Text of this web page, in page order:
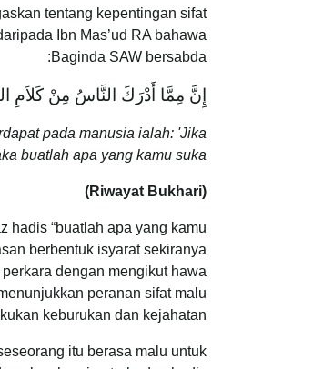
tentang kepentingan sifat
Ibn Mas’ud RA bahawa
Baginda SAW bersabda:
إِنَّ مِمَّا أَدْرَكَ النَّاسُ مِنْ كَلاَمِ
pada manusia ialah: 'Jika
buatlah apa yang kamu suka.”
(Riwayat Bukhari)
hadis “buatlah apa yang kamu
berbentuk isyarat sekiranya
dengan mengikut hawa
peranan sifat malu
keburukan dan kejahatan.
itu berasa malu untuk